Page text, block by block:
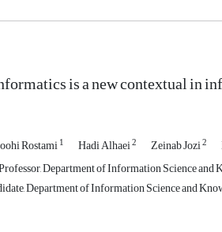
is a new contextual in
Rostami1 Hadi Alhaei2 Zeinab Jozi2
Department of Information Science
Department of Information Science and